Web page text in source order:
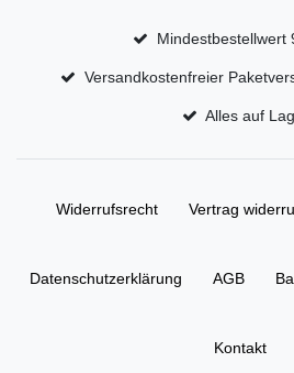
Mindestbestellwert
Versandkostenfreier
Alles auf
Widerrufs­recht Vertrag
Daten­schutz­erklärung AGB
Kontakt